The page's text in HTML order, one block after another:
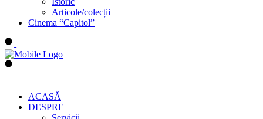
Articole/colecții
Cinema “Capitol”
ACASĂ
DESPRE